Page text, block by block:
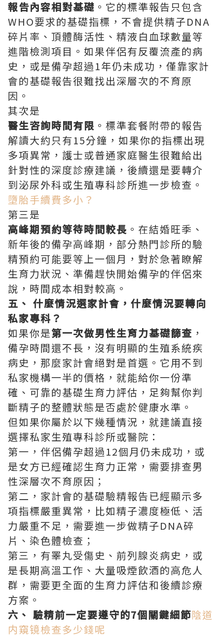
報告內容相對基礎 。它的標準報告只包含
WHO要求的基礎指標，不會提供精子DNA
碎片率、頂體酶活性、精液白血球數量等
進階檢測項目。如果伴侶有反覆流產的病
史，或是備孕超過1年仍未成功，僅靠家計
會的基礎報告很難找出深層次的不育原
因。
其次是‌
醫生咨詢時間有限 。標準套餐附帶的報告
解讀大約只有15分鐘，如果你的指標出現
多項異常，護士或普通家庭醫生很難給出
針對性的深度診療建議，後續還是要轉介
到泌尿外科或生殖專科診所進一步檢查。
墮胎手續費多小？
第三是‌
高峰期預約等待時間較長 。在結婚旺季、
新年後的備孕高峰期，部分熱門診所的驗
精預約可能要等上一個月，對於急著瞭解
生育力狀況、準備趕快開始備孕的伴侶來
說，時間成本相對較高。
五、 什麼情況選家計會，什麼情況要轉向
私家專科？
如果你是‌第一次做男性生育力基礎篩查 ‌，
備孕時間還不長，沒有明顯的生殖系統疾
病史，那麼家計會絕對是首選。它用不到
私家機構一半的價格，就能給你一份準
確、可靠的基礎生育力評估，足夠幫你判
斷精子的整體狀態是否處於健康水準。
但如果你屬於以下幾種情況，就建議直接
選擇私家生殖專科診所或醫院：
第一，伴侶備孕超過12個月仍未成功，或
是女方已經確認生育力正常，需要排查男
性深層次不育原因；
第二，家計會的基礎驗精報告已經顯示多
項指標嚴重異常，比如精子濃度極低、活
力嚴重不足，需要進一步做精子DNA碎
片、染色體檢查；
第三，有睪丸受傷史、前列腺炎病史，或
是長期高溫工作、大量吸煙飲酒的高危人
群，需要更全面的生育力評估和後續診療
方案。
六、 驗精前一定要遵守的7個關鍵細節陰道
内窺镜檢查多少錢呢